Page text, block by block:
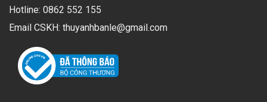
Hotline: 0862 552 155
Email CSKH: thuyanhbanle@gmail.com